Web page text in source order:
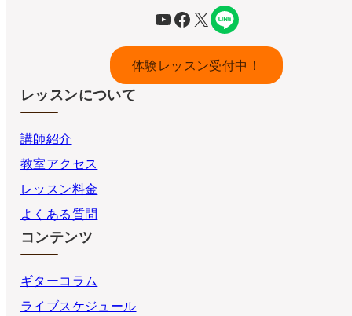
YouTube
Facebook
X
体験レッスン受付中！
レッスンについて
講師紹介
教室アクセス
レッスン料金
よくある質問
コンテンツ
ギターコラム
ライブスケジュール